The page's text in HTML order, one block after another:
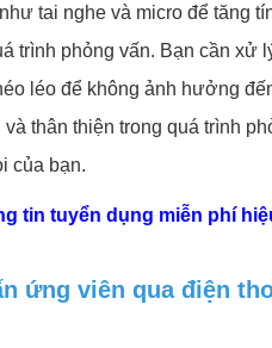
tai nghe và micro để tăng
trình phỏng vấn. Bạn cần
léo để không ảnh hưởng
thân thiện trong quá trình
của bạn.
tin tuyển dụng miễn phí
ứng viên qua điện